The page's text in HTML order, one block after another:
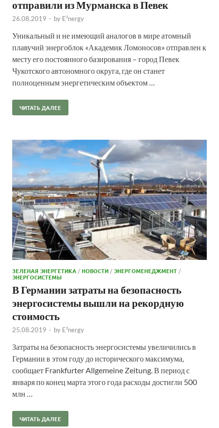
отправили из Мурманска в Певек
26.08.2019 - by E²nergy
Уникальный и не имеющий аналогов в мире атомный
плавучий энергоблок «Академик Ломоносов» отправлен к
месту его постоянного базирования – город Певек
Чукотского автономного округа, где он станет
полноценным энергетическим объектом …
ЧИТАТЬ ДАЛЕЕ
ЗЕЛЕНАЯ ЭНЕРГЕТИКА /НОВОСТИ /ЭНЕРГОМЕНЕДЖМЕНТ /
ЭНЕРГОСИСТЕМЫ
В Германии затраты на безопасность
энергосистемы вышли на рекордную
стоимость
25.08.2019 - by E²nergy
Затраты на безопасность энергосистемы увеличились в
Германии в этом году до исторического максимума,
сообщает Frankfurter Allgemeine Zeitung. В период с
января по конец марта этого года расходы достигли 500
млн …
ЧИТАТЬ ДАЛЕЕ